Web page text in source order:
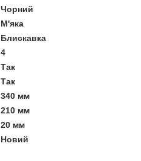
Чорний
М'яка
Блискавка
4
Так
Так
340 мм
210 мм
20 мм
Новий